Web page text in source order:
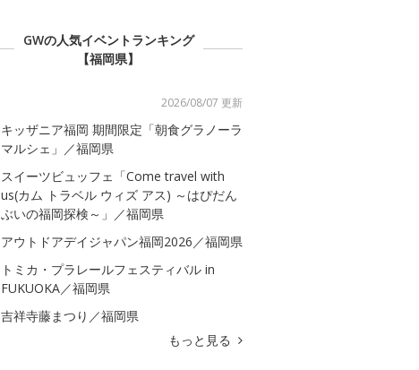
GWの人気イベントランキング
【福岡県】
2026/08/07 更新
キッザニア福岡 期間限定「朝食グラノーラ
マルシェ」／福岡県
スイーツビュッフェ「Come travel with
us(カム トラベル ウィズ アス) ～はぴだん
ぶいの福岡探検～」／福岡県
アウトドアデイジャパン福岡2026／福岡県
トミカ・プラレールフェスティバル in
FUKUOKA／福岡県
吉祥寺藤まつり／福岡県
もっと見る